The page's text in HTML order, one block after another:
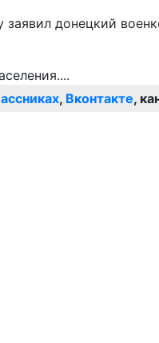
донецкий
, Вконтакте,